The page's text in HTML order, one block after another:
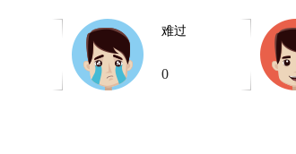
难过
0